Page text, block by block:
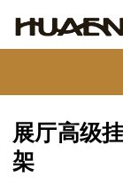
展厅高级
架